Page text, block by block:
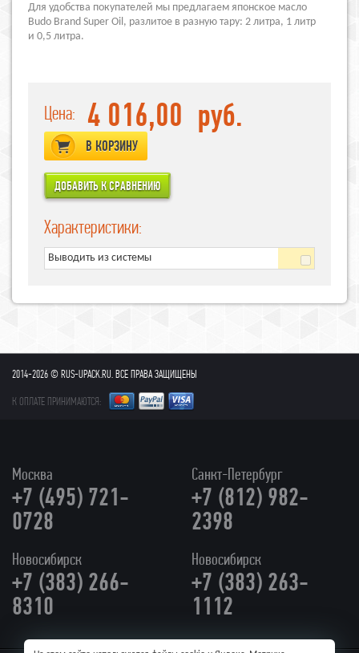
Для удобства покупателей мы предлагаем японское масло
Budo Brand Super Oil, разлитое в разную тару: 2 литра, 1 литр
и 0,5 литра.
Цена: 4 016,00 руб.
В КОРЗИНУ
Характеристики:
Выводить из системы
2014-2026 © RUS-UPACK.RU. ВСЕ ПРАВА ЗАЩИЩЕНЫ
К ОПЛАТЕ ПРИНИМАЮТСЯ:
Москва
+7 (495) 721-
0728
Санкт-Петербург
+7 (812) 982-
2398
Новосибирск
+7 (383) 266-
8310
Новосибирск
+7 (383) 263-
1112